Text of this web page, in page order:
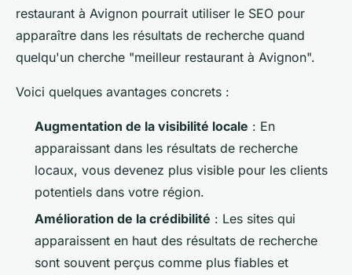
restaurant à Avignon pourrait utiliser le SEO pour
apparaître dans les résultats de recherche quand
quelqu'un cherche "meilleur restaurant à Avignon".
Voici quelques avantages concrets :
Augmentation de la visibilité locale : En
apparaissant dans les résultats de recherche
locaux, vous devenez plus visible pour les clients
potentiels dans votre région.
Amélioration de la crédibilité : Les sites qui
apparaissent en haut des résultats de recherche
sont souvent perçus comme plus fiables et